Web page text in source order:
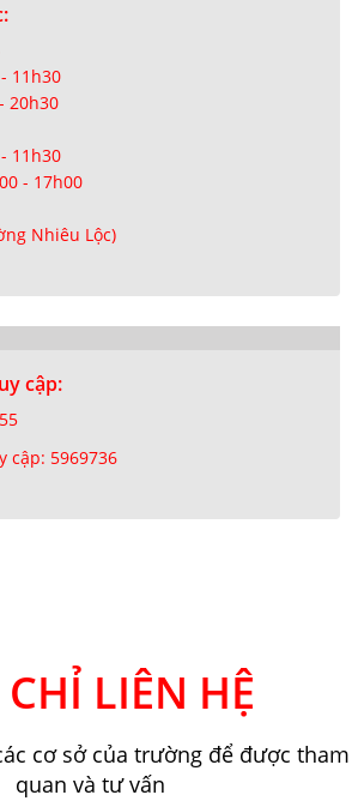
11h30
20h30
11h30
- 17h00
Nhiêu Lộc)
cập:
cập: 5969736
LIÊN HỆ
cơ sở của trường để được tham
quan và tư vấn